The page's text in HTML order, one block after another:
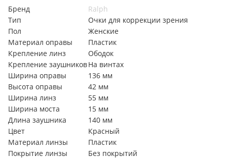
Бренд
Ralph
Тип
Очки для коррекции зрения
Пол
Женские
Материал оправы
Пластик
Крепление линз
Ободок
Крепление заушниковНа винтах
Ширина оправы
136 мм
Высота оправы
42 мм
Ширина линз
55 мм
Ширина моста
15 мм
Длина заушника
140 мм
Цвет
Красный
Материал линзы
Пластик
Покрытие линзы
Без покрытий